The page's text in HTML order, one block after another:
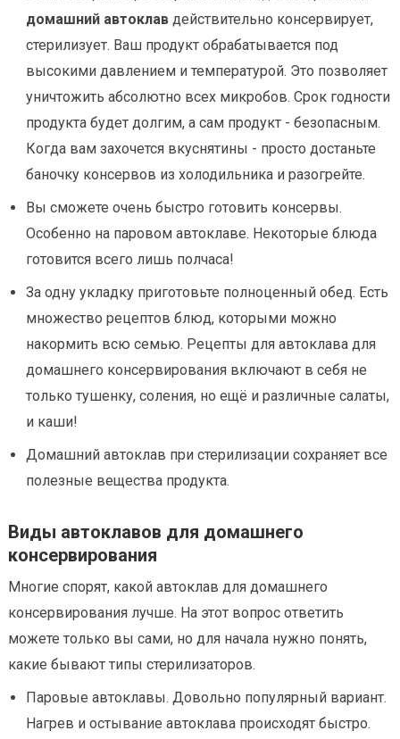
домашний автоклав действительно консервирует,
стерилизует. Ваш продукт обрабатывается под
высокими давлением и температурой. Это позволяет
уничтожить абсолютно всех микробов. Срок годности
продукта будет долгим, а сам продукт - безопасным.
Когда вам захочется вкуснятины - просто достаньте
баночку консервов из холодильника и разогрейте.
Вы сможете очень быстро готовить консервы.
Особенно на паровом автоклаве. Некоторые блюда
готовится всего лишь полчаса!
За одну укладку приготовьте полноценный обед. Есть
множество рецептов блюд, которыми можно
накормить всю семью. Рецепты для автоклава для
домашнего консервирования включают в себя не
только тушенку, соления, но ещё и различные салаты,
и каши!
Домашний автоклав при стерилизации сохраняет все
полезные вещества продукта.
Виды автоклавов для домашнего
консервирования
Многие спорят, какой автоклав для домашнего
консервирования лучше. На этот вопрос ответить
можете только вы сами, но для начала нужно понять,
какие бывают типы стерилизаторов.
Паровые автоклавы. Довольно популярный вариант.
Нагрев и остывание автоклава происходят быстро.